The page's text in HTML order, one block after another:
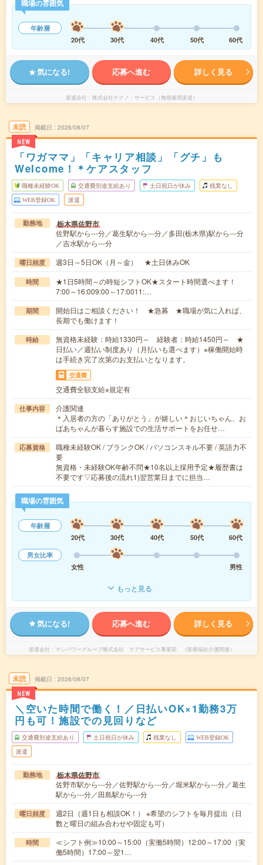
職場の雰囲気
年齢層
20代
30代 40代 50代 60代
気になる! 応募へ進む 詳しく見る
派遣会社 株式会社テクノ・サービス（無期雇用派遣）
未読
NEW
掲載日 2026/08/07
「ワガママ」「キャリア相談」「グチ」も
Welcome！＊ケアスタッフ
職種未経験OK 交通費別途支給あり 土日祝日が休み 残業なし
WEB登録OK 派遣
勤務地 栃木県佐野市
佐野駅から---分／葛生駅から---分／多田(栃木県)駅から---分
／吉水駅から---分
曜日頻度 週3日～5日OK（月～金） ★土日休みOK
時間
★1日5時間～の時短シフトOK★スタート時間選べます！
7:00～16:009:00～17:0011:…
期間
開始日はご相談ください！ ★急募 ★職場が気に入れば、
長期でも働けます！
時給
無資格未経験：時給1330円～ 経験者：時給1450円～ ★
日払い／週払い制度あり（月払いも選べます）※稼働開始時
は手続き完了次第のお支払いとなります。
交通費
交通費全額支給※規定有
仕事内容
介護関連
＊入居者の方の「ありがとう」が嬉しい＊おじいちゃん、お
ばあちゃんが暮らす施設での生活サポートをお任せ…
応募資格
職種未経験OK / ブランクOK / パソコンスキル不要 / 英語力不
要
無資格・未経験OK年齢不問★10名以上採用予定★履歴書は
不要です▽応募後の流れ1)翌営業日までに担当…
職場の雰囲気
年齢層
20代
30代 40代 50代
60代
男女比率
女性
男性
もっと見る
気になる! 応募へ進む 詳しく見る
派遣会社 マンパワーグループ株式会社 ケアサービス事業部 （医療福祉介護関連）
未読
NEW
掲載日 2026/08/07
＼空いた時間で働く！／日払いOK×1勤務3万
円も可！施設での見回りなど
交通費別途支給あり 土日祝日が休み 残業なし WEB登録OK
派遣
勤務地 栃木県佐野市
佐野市駅から---分／佐野駅から---分／堀米駅から---分／葛生
駅から---分／田島駅から---分
曜日頻度
週2日（週1日も相談OK！） ※希望のシフトを毎月提出（日
数と曜日の組み合わせや固定も可）
時間
≪シフト例≫10:00～15:00（実働5時間）12:00～17:00（実
働5時間）17:00～翌1…